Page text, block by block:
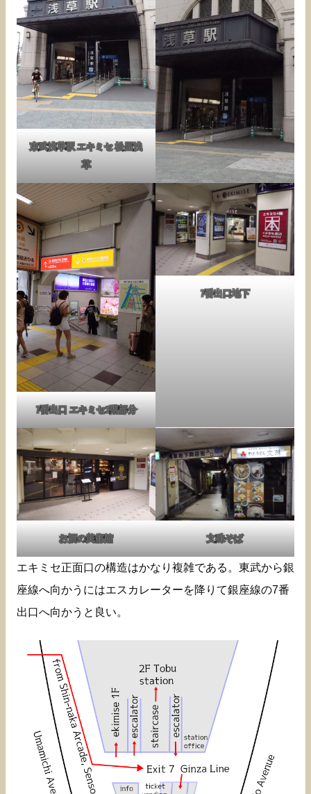
東武浅草駅 エキミセ 松屋浅
草
7番出口 エキミセ1階部分
7番出口地下
お酒の美術館 文殊そば
エキミセ正面口の構造はかなり複雑である。東武から銀
座線へ向かうにはエスカレーターを降りて銀座線の7番
出口へ向かうと良い。